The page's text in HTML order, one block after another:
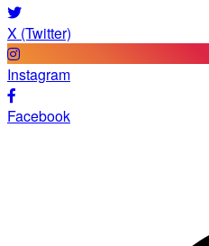
X (Twitter)
Instagram
Facebook